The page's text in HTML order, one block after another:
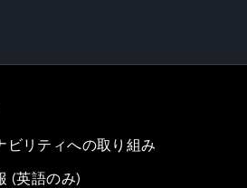
ビリティへの取り組み
(英語のみ)